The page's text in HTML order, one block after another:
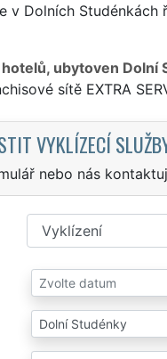
v Dolních
ubytoven Dolní
sítě EXTRA
VYKLÍZECÍ
nebo nás